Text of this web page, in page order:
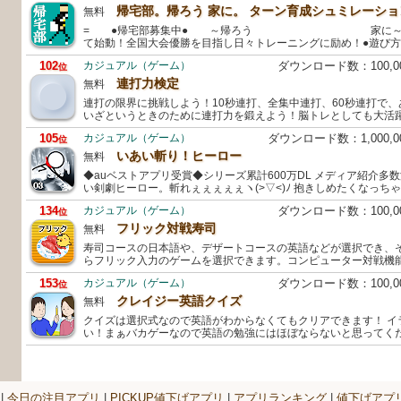
無料 帰宅部。帰ろう 家に。 ターン育成シュミレーシ
= ●帰宅部募集中● ～帰ろう 家に～=あの帰
て始動！全国大会優勝を目指し日々トレーニングに励め！●遊
102位 カジュアル（ゲーム） ダウンロード数：
無料 連打力検定
連打の限界に挑戦しよう！10秒連打、全集中連打、60秒連打で
いざというときのために連打力を鍛えよう！脳トレとしても大
105位 カジュアル（ゲーム） ダウンロード数：
無料 いあい斬り！ヒーロー
◆auベストアプリ受賞◆シリーズ累計600万DL メディア紹介多
い剣劇ヒーロー。斬れぇぇぇぇぇヽ(>▽<)ﾉ 抱きしめたくなっち
134位 カジュアル（ゲーム） ダウンロード数：
無料 フリック対戦寿司
寿司コースの日本語や、デザートコースの英語などが選択でき、
らフリック入力のゲームを選択できます。コンピューター対戦
153位 カジュアル（ゲーム） ダウンロード数：
無料 クレイジー英語クイズ
クイズは選択式なので英語がわからなくてもクリアできます！
い！まぁバカゲーなので英語の勉強にはほぼならないと思って
今日の注目アプリ PICKUP値下げアプリ アプリランキング| 値下げアプ